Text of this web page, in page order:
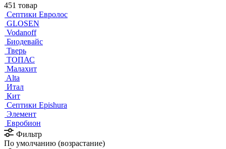
451 товар
Септики Евролос
GLOSEN
Vodanoff
Биодевайс
Тверь
ТОПАС
Малахит
Alta
Итал
Кит
Септики Epishura
Элемент
Евробион
Фильтр
По умолчанию (возрастание)